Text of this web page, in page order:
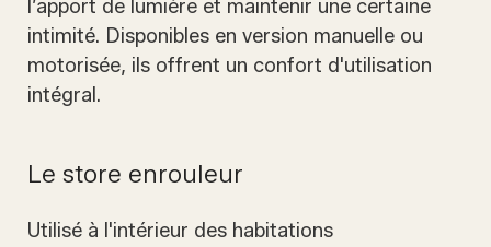
l’apport de lumière et maintenir une certaine
intimité. Disponibles en version manuelle ou
motorisée, ils offrent un confort d'utilisation
intégral.
Le store enrouleur
Utilisé à l'intérieur des habitations